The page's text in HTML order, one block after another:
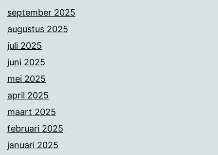
september 2025
augustus 2025
juli 2025
juni 2025
mei 2025
april 2025
maart 2025
februari 2025
januari 2025